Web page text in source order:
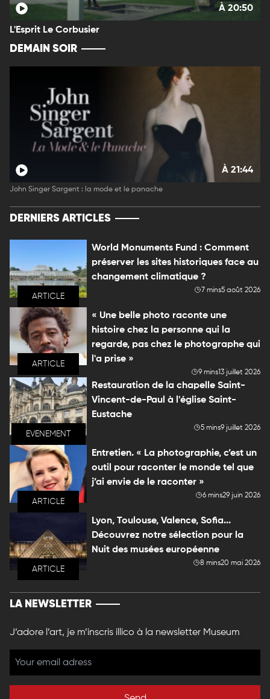
À 20:50
L'Esprit Le Corbusier
DEMAIN SOIR
À 21:44
John Singer Sargent : la mode et le panache
DERNIERS ARTICLES
ARTICLE
World Monuments Fund : Comment
préserver les sites historiques face au
changement climatique ?
7 mins5 août 2026
ARTICLE
« Une belle photo raconte une
histoire chez la personne qui la
regarde, pas chez le photographe qui
l'a prise »
9 mins13 juillet 2026
EVENEMENT
Restauration de la chapelle Saint-
Vincent-de-Paul à l'église Saint-
Eustache
5 mins9 juillet 2026
ARTICLE
Entretien. « La photographie, c’est un
outil pour raconter le monde tel que
j’ai envie de le raconter »
6 mins29 juin 2026
ARTICLE
Lyon, Toulouse, Valence, Sofia...
Découvrez notre sélection pour la
Nuit des musées européenne
8 mins20 mai 2026
LA NEWSLETTER
J’adore l’art, je m’inscris illico à la newsletter Museum